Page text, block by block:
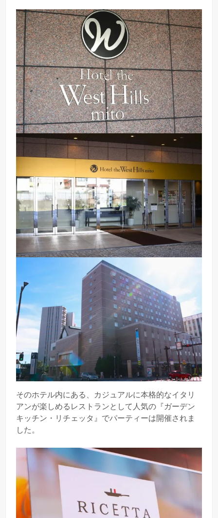
そのホテル内にある、カジュアルに本格的なイタリ
アンが楽しめるレストランとして人気の『ガーデン
キッチン・リチェッタ』でパーティーは開催されま
した。